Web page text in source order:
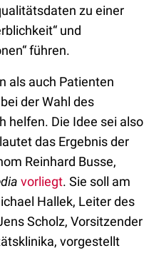
zu einer
und
führen.
als auch Patienten
der Wahl des
helfen. Die Idee sei also
das Ergebnis der
Reinhard Busse,
vorliegt. Sie soll am
Hallek, Leiter des
Scholz, Vorsitzender
vorgestellt